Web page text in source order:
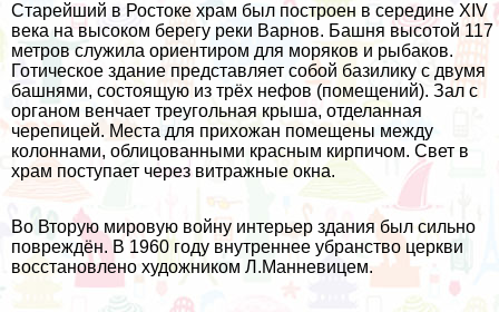
Старейший в Ростоке храм был построен в середине XIV
века на высоком берегу реки Варнов. Башня высотой 117
метров служила ориентиром для моряков и рыбаков.
Готическое здание представляет собой базилику с двумя
башнями, состоящую из трёх нефов (помещений). Зал с
органом венчает треугольная крыша, отделанная
черепицей. Места для прихожан помещены между
колоннами, облицованными красным кирпичом. Свет в
храм поступает через витражные окна.
Во Вторую мировую войну интерьер здания был сильно
повреждён. В 1960 году внутреннее убранство церкви
восстановлено художником Л.Манневицем.